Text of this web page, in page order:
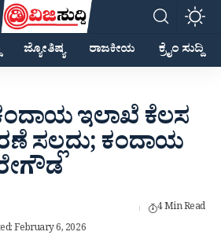
ಜ್ಯೋತಿಷ್ಯ ರಾಜಕೀಯ ಕ್ರೈಂ ಸುದ್ದಿ
ಇಲಾಖೆ ಕೆಲಸ
ಸಲ್ಲದು; ಕಂದಾಯ
February 6, 2026
4 Min Read